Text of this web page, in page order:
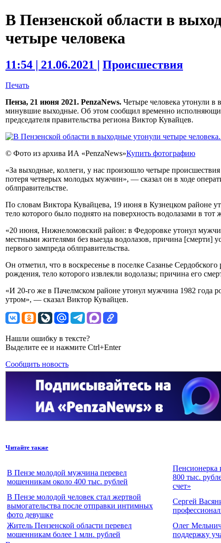
В Пензенской области в
четыре человека
11:54 | 21.06.2021 | Происшествия
Печать
Пенза, 21 июня 2021. PenzaNews. Четыре человека утонули в
минувшие выходные. Об этом сообщил временно исполняющий
председателя правительства региона Виктор Кувайцев.
© Фото из архива ИА «PenzaNews»Купить фотографию
«За выходные, коллеги, у нас произошло четыре происшествия
потеря четверых молодых мужчин», — сказал он в ходе
облправительстве.
По словам Виктора Кувайцева, 19 июня в Кузнецком районе
тело которого было поднято на поверхность водолазами в тот
«20 июня, Нижнеломовский район: в Федоровке утонул
местными жителями без выезда водолазов, причина [смерти]
первого зампреда облправительства.
Он отметил, что в воскресенье в поселке Сазанье
рождения, тело которого извлекли водолазы; причина его
«И 20-го же в Пачелмском районе утонул мужчина 1982 года
утром», — сказал Виктор Кувайцев.
Нашли ошибку в тексте?
Выделите ее и нажмите Ctrl+Enter
Сообщить новость
Читайте также
В Пензе молодой мужчина перевел
мошенникам около 400 тыс. рублей
Пенсионерка
800 тыс.
счет»
В Пензе молодой человек стал жертвой
вымогательства после отправки интимных
фото девушке
Сергей
Житель Пензенской области перевел
мошенникам более 1 млн. рублей
Олег
поддержку